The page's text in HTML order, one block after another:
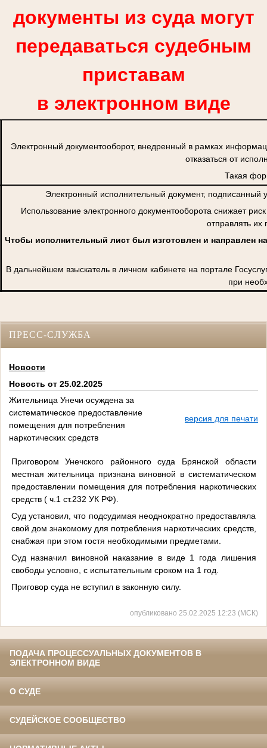
документы из суда могут
передаваться судебным
приставам
в электронном виде
Электронный документооборот, внедренный в рамках
отказаться от
Такая
Электронный исполнительный документ, подписанный
Использование электронного документооборота снижает
отправлять их
Чтобы исполнительный лист был изготовлен и направлен
В дальнейшем взыскатель в личном кабинете на портале
при
ПРЕСС-СЛУЖБА
Новости
Новость от 25.02.2025
Жительница Унечи осуждена за
систематическое предоставление
помещения для потребления
наркотических средств
версия для печати
Приговором Унечского районного суда Брянской области
местная жительница признана виновной в систематическом
предоставлении помещения для потребления наркотических
средств ( ч.1 ст.232 УК РФ).
Суд установил, что подсудимая неоднократно предоставляла
свой дом знакомому для потребления наркотических средств,
снабжая при этом гостя необходимыми предметами.
Суд назначил виновной наказание в виде 1 года лишения
свободы условно, с испытательным сроком на 1 год.
Приговор суда не вступил в законную силу.
опубликовано 25.02.2025 12:23 (МСК)
ПОДАЧА ПРОЦЕССУАЛЬНЫХ ДОКУМЕНТОВ В
ЭЛЕКТРОННОМ ВИДЕ
О СУДЕ
СУДЕЙСКОЕ СООБЩЕСТВО